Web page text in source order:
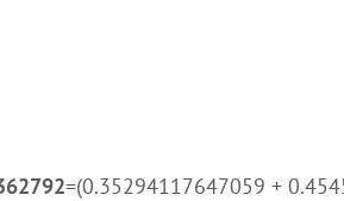
=(0.35294117647059 +